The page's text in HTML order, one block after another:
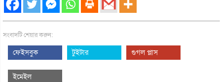
সংবাদটি শেয়ার করুন:
ফেইসবুক টুইটার গুগল প্লাস
ইমেইল